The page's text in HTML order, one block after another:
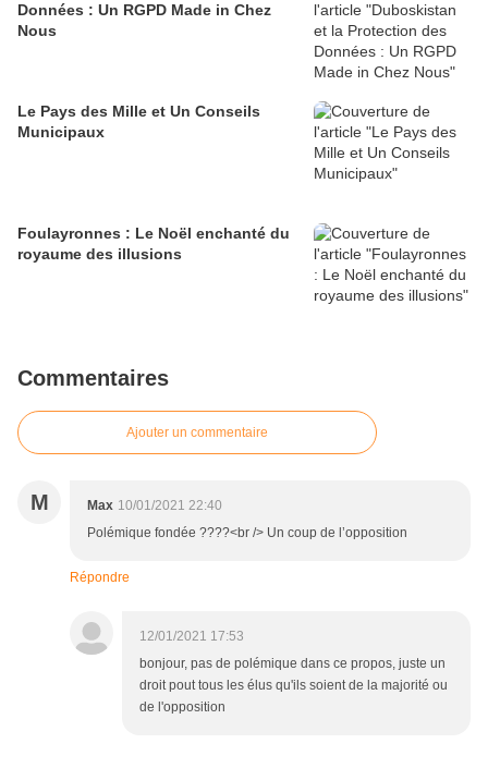
Données : Un RGPD Made in Chez
Nous
Le Pays des Mille et Un Conseils
Municipaux
Foulayronnes : Le Noël enchanté du
royaume des illusions
Commentaires
Ajouter un commentaire
M Max 10/01/2021 22:40
Polémique fondée ????<br /> Un coup de l’opposition
Répondre
12/01/2021 17:53
bonjour, pas de polémique dans ce propos, juste un
droit pout tous les élus qu'ils soient de la majorité ou
de l'opposition